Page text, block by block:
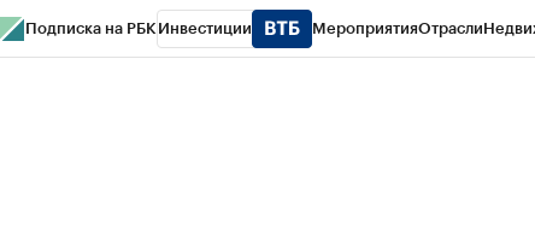
Подписка на РБК Инвестиции МероприятияОтрасли